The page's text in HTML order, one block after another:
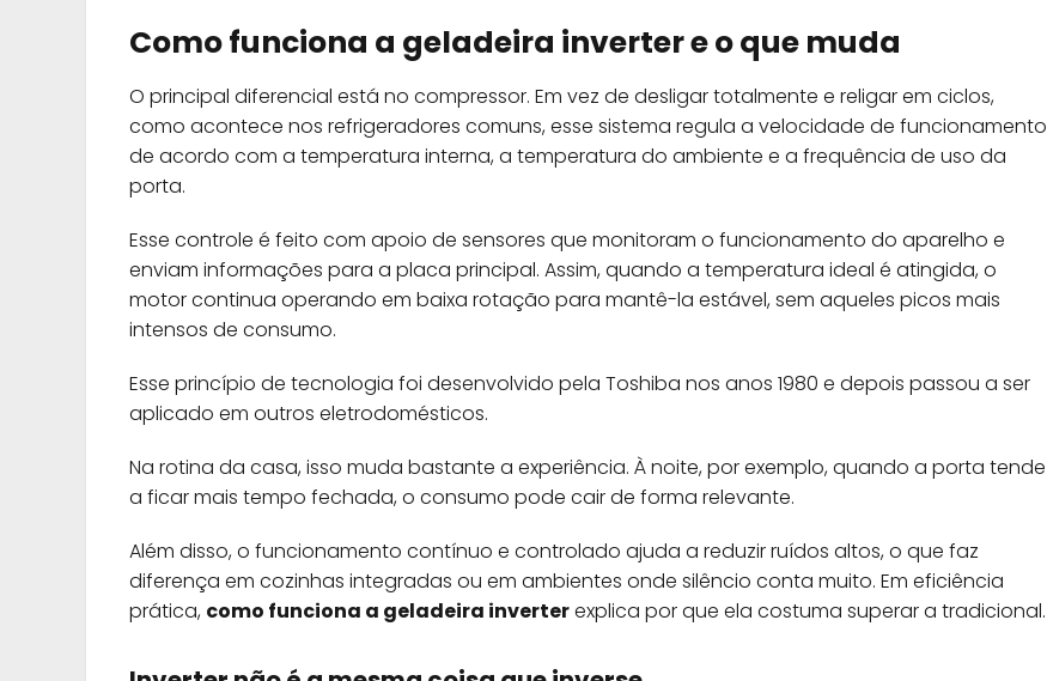
Como funciona a geladeira inverter e o que muda
O principal diferencial está no compressor. Em vez de desligar totalmente e religar em ciclos,
como acontece nos refrigeradores comuns, esse sistema regula a velocidade de funcionamento
de acordo com a temperatura interna, a temperatura do ambiente e a frequência de uso da
porta.
Esse controle é feito com apoio de sensores que monitoram o funcionamento do aparelho e
enviam informações para a placa principal. Assim, quando a temperatura ideal é atingida, o
motor continua operando em baixa rotação para mantê-la estável, sem aqueles picos mais
intensos de consumo.
Esse princípio de tecnologia foi desenvolvido pela Toshiba nos anos 1980 e depois passou a ser
aplicado em outros eletrodomésticos.
Na rotina da casa, isso muda bastante a experiência. À noite, por exemplo, quando a porta tende
a ficar mais tempo fechada, o consumo pode cair de forma relevante.
Além disso, o funcionamento contínuo e controlado ajuda a reduzir ruídos altos, o que faz
diferença em cozinhas integradas ou em ambientes onde silêncio conta muito. Em eficiência
prática, como funciona a geladeira inverterexplica por que ela costuma superar a tradicional.